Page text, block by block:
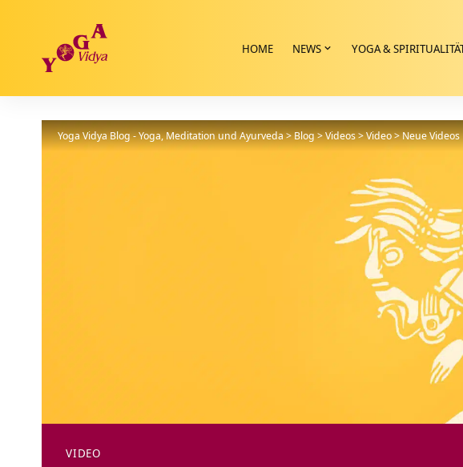
HOME NEWS YOGA &
Yoga Vidya Blog - Yoga, Meditation und Ayurveda>Blog>Videos>Video>Neue Videos
VIDEO